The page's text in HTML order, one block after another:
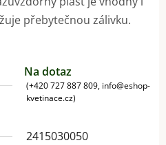
přebytečnou zálivku.
Na dotaz
(+420 727 887 809, info@eshop-
kvetinace.cz)
2415030050